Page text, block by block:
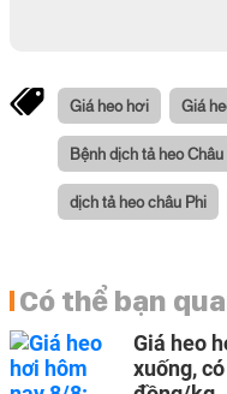
Giá heo hơi Giá
Bệnh dịch tả heo Châu
dịch tả heo châu Phi
Có thể bạn
Giá heo
xuống,